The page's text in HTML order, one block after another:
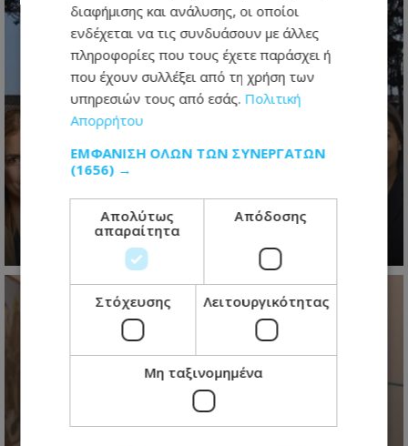
Ο τελευταίος ανασχηματισμός πριν
το 2028: Τα νέα πρόσωπα, οι
πολιτικές ισορροπίες και τα
μηνύματα Χριστοδουλίδη - Βίντεο
05.08.2026 - 20:40
διαφήμισης και ανάλυσης, οι οποίοι
ενδέχεται να τις συνδυάσουν με άλλες
πληροφορίες που τους έχετε παράσχει ή
που έχουν συλλέξει από τη χρήση των
υπηρεσιών τους από εσάς. Πολιτική
Απορρήτου
ΕΜΦΆΝΙΣΗ ΌΛΩΝ ΤΩΝ ΣΥΝΕΡΓΑΤΏΝ
(1656) →
Απολύτως
απαραίτητα
Απόδοσης
Στόχευσης Λειτουργικότητας
Μη ταξινομημένα